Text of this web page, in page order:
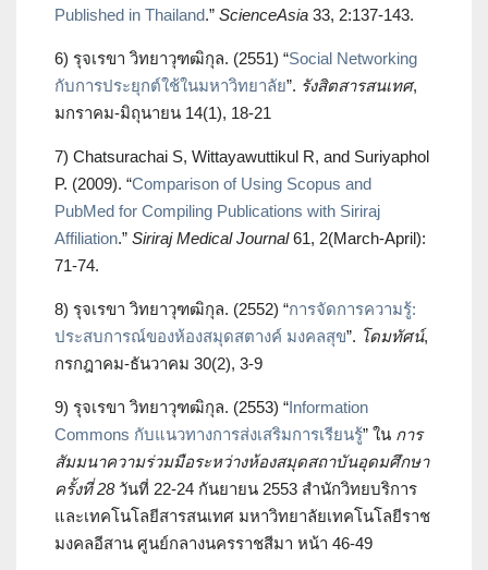
Published in Thailand.” ScienceAsia 33, 2:137-143.
6) รุจเรขา วิทยาวุฑฒิกุล. (2551) “Social Networking
กับการประยุกต์ใช้ในมหาวิทยาลัย”. รังสิตสารสนเทศ,
มกราคม-มิถุนายน 14(1), 18-21
7) Chatsurachai S, Wittayawuttikul R, and Suriyaphol
P. (2009). “Comparison of Using Scopus and
PubMed for Compiling Publications with Siriraj
Affiliation.” Siriraj Medical Journal61, 2(March-April):
71-74.
8) รุจเรขา วิทยาวุฑฒิกุล. (2552) “การจัดการความรู้:
ประสบการณ์ของห้องสมุดสตางค์ มงคลสุข”. โดมทัศน์,
กรกฎาคม-ธันวาคม 30(2), 3-9
9) รุจเรขา วิทยาวุฑฒิกุล. (2553) “Information
Commons กับแนวทางการส่งเสริมการเรียนรู้” ใน การ
สัมมนาความร่วมมือระหว่างห้องสมุดสถาบันอุดมศึกษา
ครั้งที่28วันที่ 22-24 กันยายน 2553 สำนักวิทยบริการ
และเทคโนโลยีสารสนเทศ มหาวิทยาลัยเทคโนโลยีราช
มงคลอีสาน ศูนย์กลางนครราชสีมา หน้า 46-49